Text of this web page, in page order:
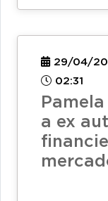
29/04/
02:31
a ex